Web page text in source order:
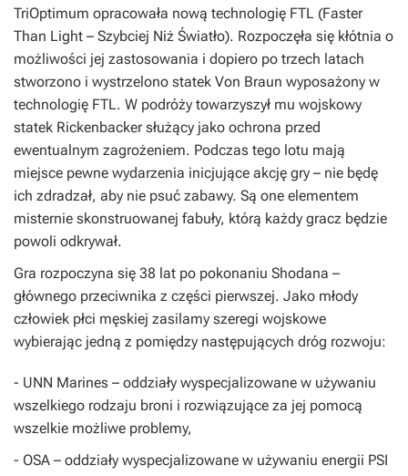
TriOptimum opracowała nową technologię FTL (Faster
Than Light – Szybciej Niż Światło). Rozpoczęła się kłótnia o
możliwości jej zastosowania i dopiero po trzech latach
stworzono i wystrzelono statek Von Braun wyposażony w
technologię FTL. W podróży towarzyszył mu wojskowy
statek Rickenbacker służący jako ochrona przed
ewentualnym zagrożeniem. Podczas tego lotu mają
miejsce pewne wydarzenia inicjujące akcję gry – nie będę
ich zdradzał, aby nie psuć zabawy. Są one elementem
misternie skonstruowanej fabuły, którą każdy gracz będzie
powoli odkrywał.
Gra rozpoczyna się 38 lat po pokonaniu Shodana –
głównego przeciwnika z części pierwszej. Jako młody
człowiek płci męskiej zasilamy szeregi wojskowe
wybierając jedną z pomiędzy następujących dróg rozwoju:
- UNN Marines – oddziały wyspecjalizowane w używaniu
wszelkiego rodzaju broni i rozwiązujące za jej pomocą
wszelkie możliwe problemy,
- OSA – oddziały wyspecjalizowane w używaniu energii PSI